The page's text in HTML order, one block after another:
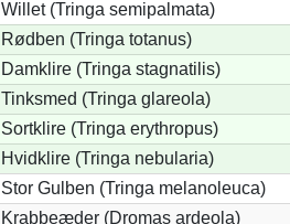
Willet (Tringa semipalmata)
Rødben (Tringa totanus)
Damklire (Tringa stagnatilis)
Tinksmed (Tringa glareola)
Sortklire (Tringa erythropus)
Hvidklire (Tringa nebularia)
Stor Gulben (Tringa melanoleuca)
Krabbeæder (Dromas ardeola)